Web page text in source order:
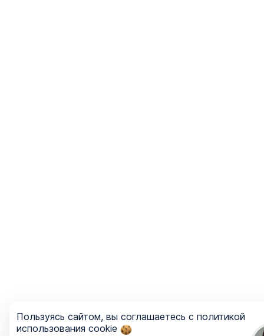
Пользуясь сайтом, вы соглашаетесь с политикой
использования cookie